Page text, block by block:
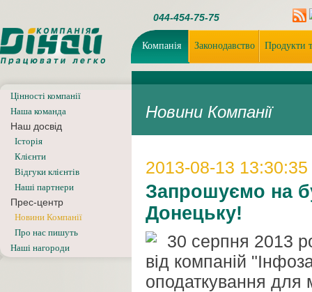
044-454-75-75
Компанія Законодавство Продукти
Новини Компанії
Цінності компанії
Наша команда
Наш досвід
Iсторiя
Клієнти
Відгуки клієнтів
Наші партнери
Прес-центр
Новини Компанії
Про нас пишуть
Наші нагороди
2013-08-13 13:30:35
Запрошуємо на
Донецьку!
30 серпня 2013
від компаній
оподаткування для